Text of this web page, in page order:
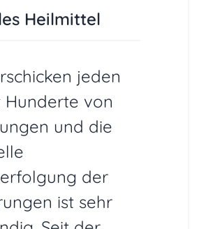
Heilmittel
jeden
Hunderte von
und die
der
ist sehr